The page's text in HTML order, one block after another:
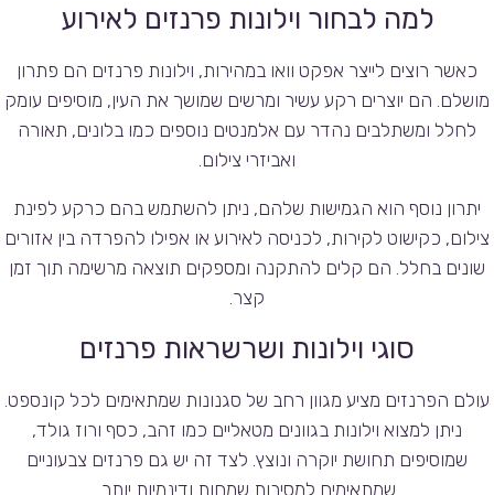
למה לבחור וילונות פרנזים לאירוע
כאשר רוצים לייצר אפקט וואו במהירות, וילונות פרנזים הם פתרון
מושלם. הם יוצרים רקע עשיר ומרשים שמושך את העין, מוסיפים עומק
לחלל ומשתלבים נהדר עם אלמנטים נוספים כמו בלונים, תאורה
ואביזרי צילום.
יתרון נוסף הוא הגמישות שלהם, ניתן להשתמש בהם כרקע לפינת
צילום, כקישוט לקירות, לכניסה לאירוע או אפילו להפרדה בין אזורים
שונים בחלל. הם קלים להתקנה ומספקים תוצאה מרשימה תוך זמן
קצר.
סוגי וילונות ושרשראות פרנזים
עולם הפרנזים מציע מגוון רחב של סגנונות שמתאימים לכל קונספט.
ניתן למצוא וילונות בגוונים מטאליים כמו זהב, כסף ורוז גולד,
שמוסיפים תחושת יוקרה ונוצץ. לצד זה יש גם פרנזים צבעוניים
שמתאימים למסיבות שמחות ודינמיות יותר.